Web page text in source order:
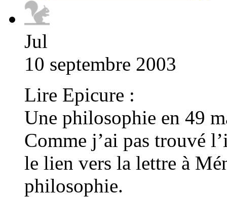
Jul
10 septembre 2003
Lire Epicure :
Une philosophie en 49
Comme j’ai pas trouvé
le lien vers la lettre à
philosophie.